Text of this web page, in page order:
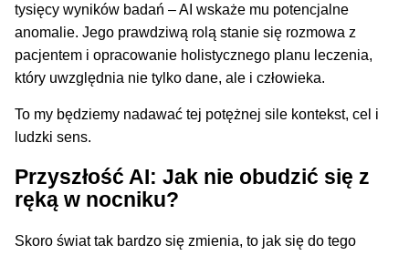
tysięcy wyników badań – AI wskaże mu potencjalne
anomalie. Jego prawdziwą rolą stanie się rozmowa z
pacjentem i opracowanie holistycznego planu leczenia,
który uwzględnia nie tylko dane, ale i człowieka.
To my będziemy nadawać tej potężnej sile kontekst, cel i
ludzki sens.
Przyszłość AI: Jak nie obudzić się z
ręką w nocniku?
Skoro świat tak bardzo się zmienia, to jak się do tego